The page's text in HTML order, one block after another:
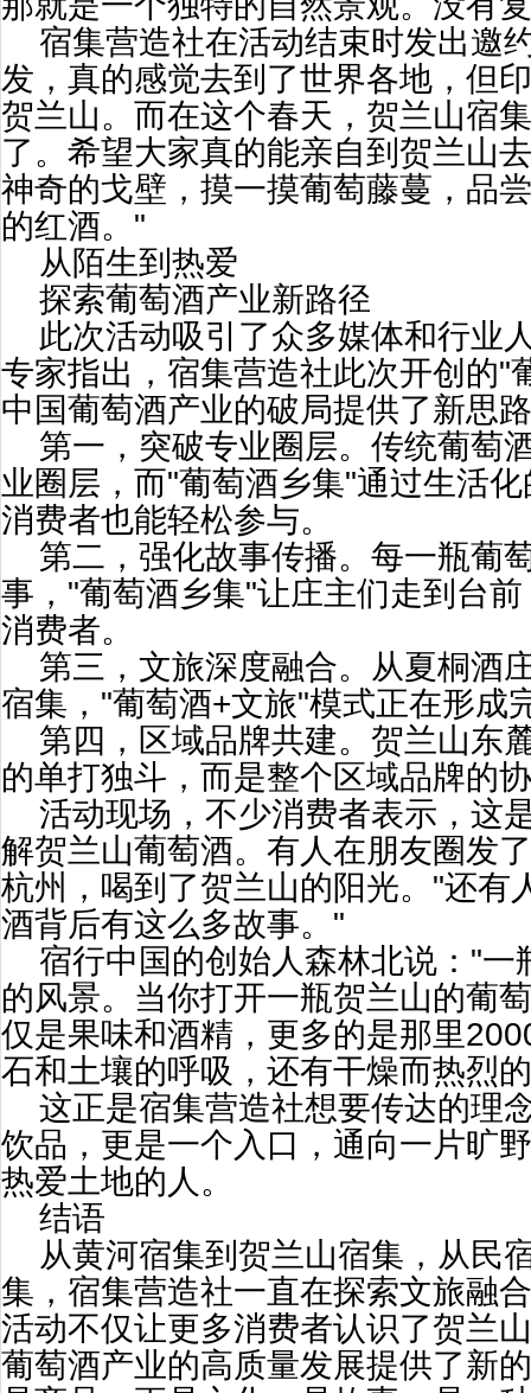
宿集营造社在活动结束时发出邀
发，真的感觉去到了世界各地，但
贺兰山。而在这个春天，贺兰山宿
了。希望大家真的能亲自到贺兰山
神奇的戈壁，摸一摸葡萄藤蔓，品
的红酒。"
从陌生到热爱
探索葡萄酒产业新路径
此次活动吸引了众多媒体和行业
专家指出，宿集营造社此次开创的"
中国葡萄酒产业的破局提供了新思
第一，突破专业圈层。传统葡萄
业圈层，而"葡萄酒乡集"通过生活
消费者也能轻松参与。
第二，强化故事传播。每一瓶葡
事，"葡萄酒乡集"让庄主们走到台
消费者。
第三，文旅深度融合。从夏桐酒
宿集，"葡萄酒+文旅"模式正在形成
第四，区域品牌共建。贺兰山东
的单打独斗，而是整个区域品牌的
活动现场，不少消费者表示，这
解贺兰山葡萄酒。有人在朋友圈发
杭州，喝到了贺兰山的阳光。"还有
酒背后有这么多故事。"
宿行中国的创始人森林北说："一
的风景。当你打开一瓶贺兰山的葡
仅是果味和酒精，更多的是那里
石和土壤的呼吸，还有干燥而热烈
这正是宿集营造社想要传达的
饮品，更是一个入口，通向一片旷
热爱土地的人。
结语
从黄河宿集到贺兰山宿集，从民
集，宿集营造社一直在探索文旅融
活动不仅让更多消费者认识了贺兰
葡萄酒产业的高质量发展提供了新